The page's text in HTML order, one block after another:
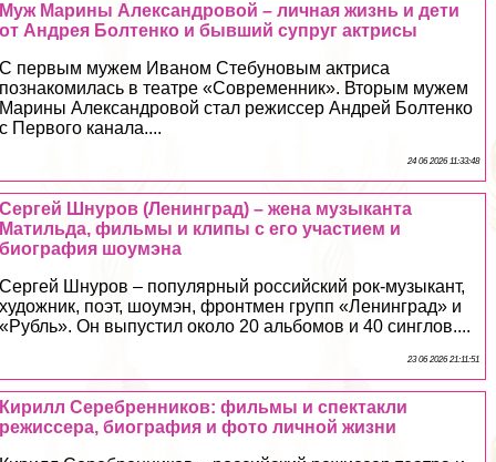
Муж Марины Александровой – личная жизнь и дети
от Андрея Болтенко и бывший супруг актрисы
С первым мужем Иваном Стебуновым актриса
познакомилась в театре «Современник». Вторым мужем
Марины Александровой стал режиссер Андрей Болтенко
с Первого канала....
24 06 2026 11:33:48
Сергeй Шнуров (Ленинград) – жена музыканта
Матильда, фильмы и клипы с его участием и
биография шоумэна
Сергeй Шнуров – популярный российский рок-музыкант,
художник, поэт, шоумэн, фронтмен групп «Ленинград» и
«Рубль». Он выпустил около 20 альбомов и 40 синглов....
23 06 2026 21:11:51
Кирилл Серебренников: фильмы и спектакли
режиссера, биография и фото личной жизни